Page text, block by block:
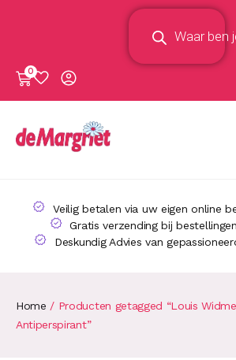
0
Veilig betalen via uw eigen online
Gratis verzending bij
Deskundig Advies van
Home / Producten getagged “Louis
Antiperspirant”